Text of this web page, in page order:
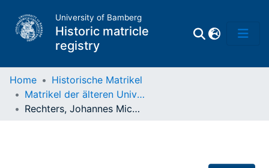
University of Bamberg
Historic matricle
registry
Matrikel
Home
Historische Matrikel
Matrikel der älteren Universität
Rechters, Johannes Michael